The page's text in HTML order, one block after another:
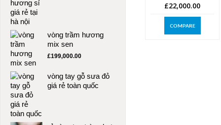
là:
£22,000.00
COMPARE
vòng trầm hương
mix sen
£199,000.00
vòng tay gỗ sưa đỏ
giá rẻ toàn quốc